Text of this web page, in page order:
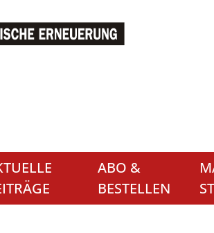
ABO &
BESTELLEN